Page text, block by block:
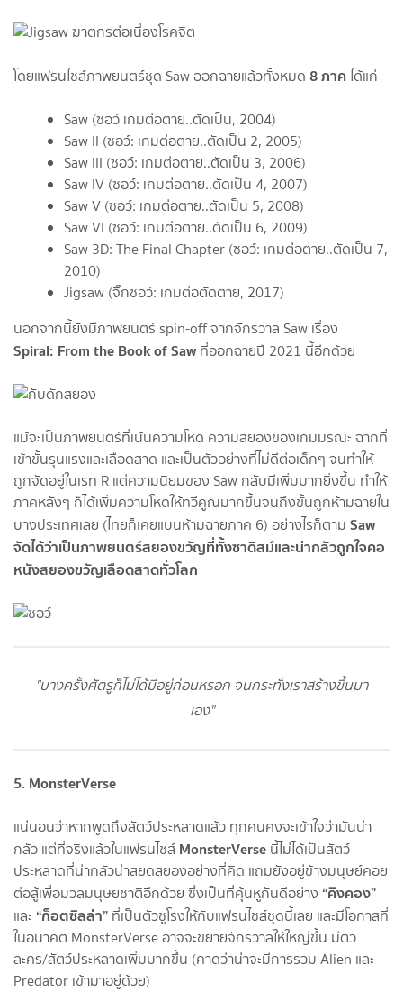
โดยแฟรนไชส์ภาพยนตร์ชุด Saw ออกฉายแล้วทั้งหมด 8 ภาค ได้แก่
Saw (ซอว์ เกมต่อตาย..ตัดเป็น, 2004)
Saw II (ซอว์: เกมต่อตาย..ตัดเป็น 2, 2005)
Saw III (ซอว์: เกมต่อตาย..ตัดเป็น 3, 2006)
Saw IV (ซอว์: เกมต่อตาย..ตัดเป็น 4, 2007)
Saw V (ซอว์: เกมต่อตาย..ตัดเป็น 5, 2008)
Saw VI (ซอว์: เกมต่อตาย..ตัดเป็น 6, 2009)
Saw 3D: The Final Chapter (ซอว์: เกมต่อตาย..ตัดเป็น 7,
2010)
Jigsaw (จิ๊กซอว์: เกมต่อตัดตาย, 2017)
นอกจากนี้ยังมีภาพยนตร์ spin-off จากจักรวาล Saw เรื่อง
Spiral: From the Book of Saw ที่ออกฉายปี 2021 นี้อีกด้วย
แม้จะเป็นภาพยนตร์ที่เน้นความโหด ความสยองของเกมมรณะ ฉากที่
เข้าขั้นรุนแรงและเลือดสาด และเป็นตัวอย่างที่ไม่ดีต่อเด็กๆ จนทำให้
ถูกจัดอยู่ในเรท R แต่ความนิยมของ Saw กลับมีเพิ่มมากยิ่งขึ้น ทำให้
ภาคหลังๆ ก็ได้เพิ่มความโหดให้ทวีคูณมากขึ้นจนถึงขั้นถูกห้ามฉายใน
บางประเทศเลย (ไทยก็เคยแบนห้ามฉายภาค 6) อย่างไรก็ตาม Saw
จัดได้ว่าเป็นภาพยนตร์สยองขวัญที่ทั้งซาดิสม์และน่ากลัวถูกใจคอ
หนังสยองขวัญเลือดสาดทั่วโลก
"บางครั้งศัตรูก็ไม่ได้มีอยู่ก่อนหรอก จนกระทั่งเราสร้างขึ้นมา
เอง"
5. MonsterVerse
แน่นอนว่าหากพูดถึงสัตว์ประหลาดแล้ว ทุกคนคงจะเข้าใจว่ามันน่า
กลัว แต่ที่จริงแล้วในแฟรนไชส์ MonsterVerse นี้ไม่ได้เป็นสัตว์
ประหลาดที่น่ากลัวน่าสยดสยองอย่างที่คิด แถมยังอยู่ข้างมนุษย์คอย
ต่อสู้เพื่อมวลมนุษยชาติอีกด้วย ซึ่งเป็นที่คุ้นหูกันดีอย่าง “คิงคอง”
และ “ก็อตซิลล่า” ที่เป็นตัวชูโรงให้กับแฟรนไชส์ชุดนี้เลย และมีโอกาสที่
ในอนาคต MonsterVerse อาจจะขยายจักรวาลให้ใหญ่ขึ้น มีตัว
ละคร/สัตว์ประหลาดเพิ่มมากขึ้น (คาดว่าน่าจะมีการรวม Alien และ
Predator เข้ามาอยู่ด้วย)